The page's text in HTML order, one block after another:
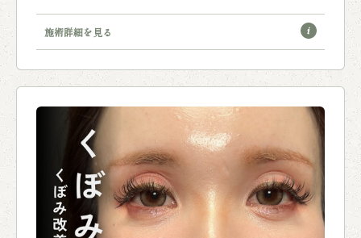
施術詳細を見る